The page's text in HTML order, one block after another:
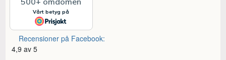
Recensioner på Facebook:
4,9 av 5